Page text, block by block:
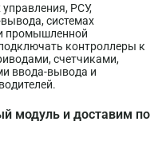
РСУ,
системах
промышленной
контроллеры к
счетчиками,
ввода-вывода и
модуль и доставим по